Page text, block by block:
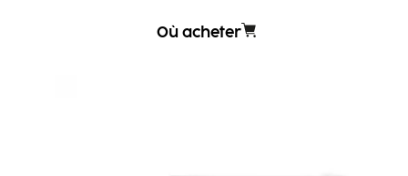
Où acheter